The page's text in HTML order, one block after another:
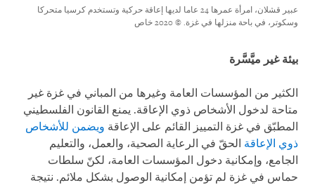
عبير قشلان، امرأة عمرها 24 عاما لديها إعاقة حركية وتستخدم كرسيا متحركا
وسكوتر، في باحة منزلها في غزة. © 2020 خاص
بيئة غير ميَّسَّرة
الكثير من المؤسسات العامة وغيرها من المباني في غزة غير
متاحة لدخول الأشخاص ذوي الإعاقة. يمنع القانون الفلسطيني
المطبّق في غزة التمييز القائم على الإعاقة ويضمن للأشخاص
ذوي الإعاقة الحقّ في الرعاية الصحية، والعمل، والتعليم
الجامع، وإمكانية دخول المؤسسات العامة، لكنّ سلطات
حماس في غزة لم تؤمن إمكانية الوصول بشكل ملائم. نتيجة